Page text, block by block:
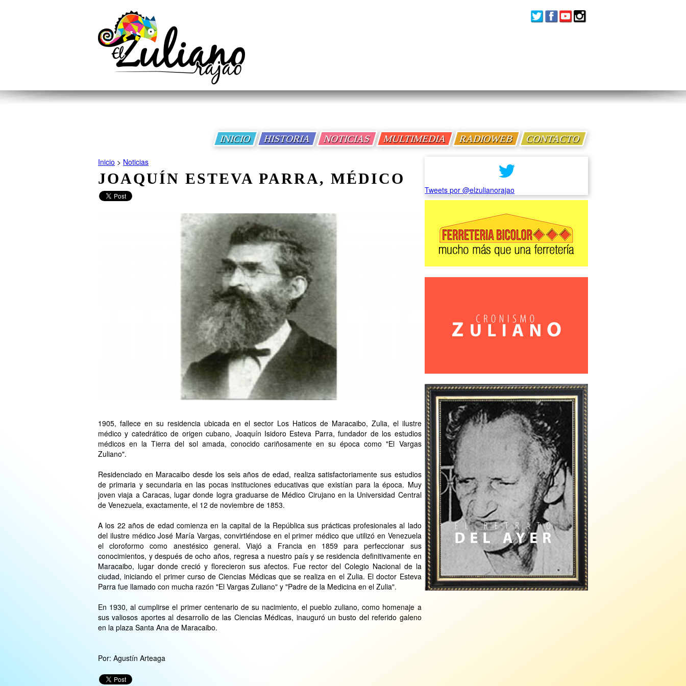
INICIO HISTORIA NOTICIAS MULTIMEDIA RADIOWEB CONTACTO
Inicio > Noticias
JOAQUÍN ESTEVA PARRA, MÉDICO
1905, fallece en su residencia ubicada en el sector Los Haticos de Maracaibo, Zulia, el ilustre
médico y catedrático de origen cubano, Joaquín Isidoro Esteva Parra, fundador de los estudios
médicos en la Tierra del sol amada, conocido cariñosamente en su época como "El Vargas
Zuliano".
Residenciado en Maracaibo desde los seis años de edad, realiza satisfactoriamente sus estudios
de primaria y secundaria en las pocas instituciones educativas que existían para la época. Muy
joven viaja a Caracas, lugar donde logra graduarse de Médico Cirujano en la Universidad Central
de Venezuela, exactamente, el 12 de noviembre de 1853.
A los 22 años de edad comienza en la capital de la República sus prácticas profesionales al lado
del ilustre médico José María Vargas, convirtiéndose en el primer médico que utilizó en Venezuela
el cloroformo como anestésico general. Viajó a Francia en 1859 para perfeccionar sus
conocimientos, y después de ocho años, regresa a nuestro país y se residencia definitivamente en
Maracaibo, lugar donde creció y florecieron sus afectos. Fue rector del Colegio Nacional de la
ciudad, iniciando el primer curso de Ciencias Médicas que se realiza en el Zulia. El doctor Esteva
Parra fue llamado con mucha razón "El Vargas Zuliano" y "Padre de la Medicina en el Zulia".
En 1930, al cumplirse el primer centenario de su nacimiento, el pueblo zuliano, como homenaje a
sus valiosos aportes al desarrollo de las Ciencias Médicas, inauguró un busto del referido galeno
en la plaza Santa Ana de Maracaibo.
Por: Agustín Arteaga
Tweets por @elzulianorajao